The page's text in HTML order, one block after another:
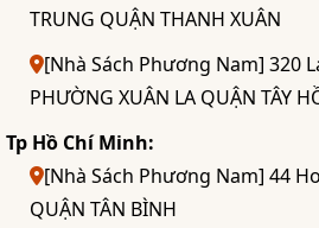
TRUNG QUẬN THANH XUÂN
[Nhà Sách Phương Nam] 320
PHƯỜNG XUÂN LA QUẬN TÂY
Tp Hồ Chí Minh:
[Nhà Sách Phương Nam] 44
QUẬN TÂN BÌNH